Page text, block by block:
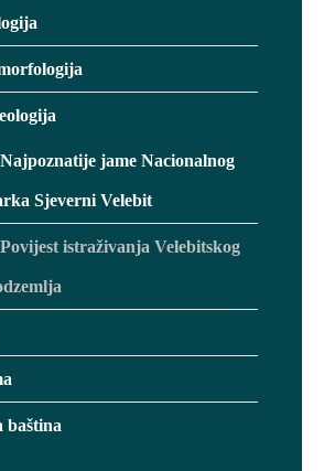
Najpoznatije jame Nacionalnog
Sjeverni Velebit
Povijest istraživanja Velebitskog
baština